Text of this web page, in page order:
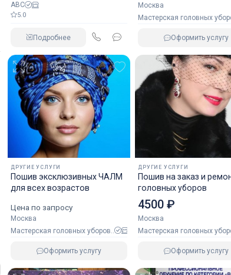
АВС
5.0
Подробнее
Москва
Мастерская головных
Оформить услугу
ДРУГИЕ УСЛУГИ
Пошив эксклюзивных ЧАЛМ
для всех возрастов
Цена по запросу
Москва
Мастерская головных уборов..
Оформить услугу
ДРУГИЕ УСЛУГИ
Пошив на заказ и
головных уборов
4500 ₽
Москва
Мастерская головных
Оформить услугу